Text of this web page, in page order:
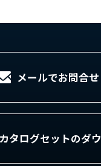
メールでお問合せ
タログセットのダ